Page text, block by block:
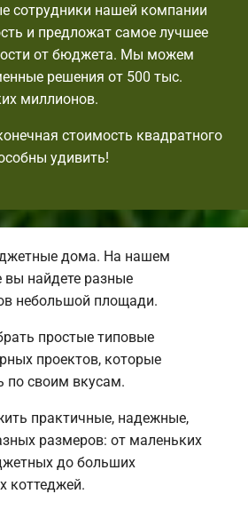
сотрудники нашей компании
и предложат самое лучшее
от бюджета. Мы можем
решения от 500 тыс.
миллионов.
стоимость квадратного
удивить!
дома. На нашем
найдете разные
небольшой площади.
простые типовые
проектов, которые
по своим вкусам.
практичные, надежные,
размеров: от маленьких
до больших
коттеджей.